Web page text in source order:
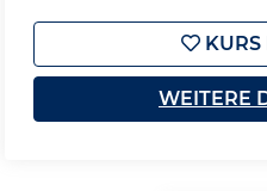
KURS
WEITERE